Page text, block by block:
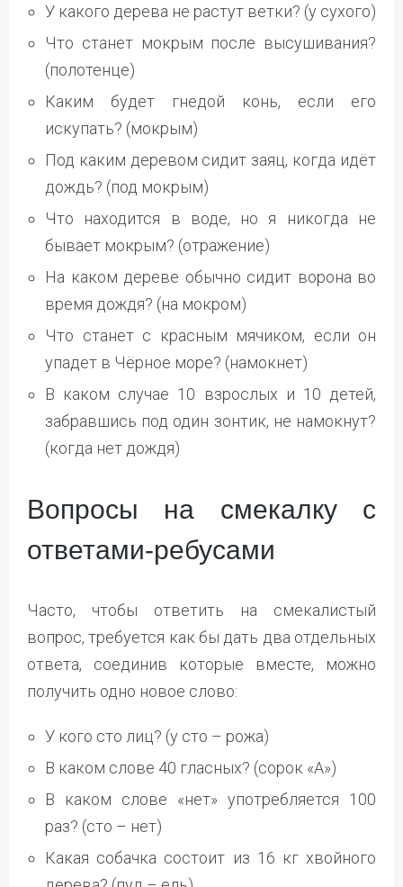
У какого дерева не растут ветки? (у сухого)
Что станет мокрым после высушивания?
(полотенце)
Каким будет гнедой конь, если его
искупать? (мокрым)
Под каким деревом сидит заяц, когда идёт
дождь? (под мокрым)
Что находится в воде, но я никогда не
бывает мокрым? (отражение)
На каком дереве обычно сидит ворона во
время дождя? (на мокром)
Что станет с красным мячиком, если он
упадет в Чёрное море? (намокнет)
В каком случае 10 взрослых и 10 детей,
забравшись под один зонтик, не намокнут?
(когда нет дождя)
Вопросы на смекалку с
ответами-ребусами
Часто, чтобы ответить на смекалистый
вопрос, требуется как бы дать два отдельных
ответа, соединив которые вместе, можно
получить одно новое слово:
У кого сто лиц? (у сто – рожа)
В каком слове 40 гласных? (сорок «А»)
В каком слове «нет» употребляется 100
раз? (сто – нет)
Какая собачка состоит из 16 кг хвойного